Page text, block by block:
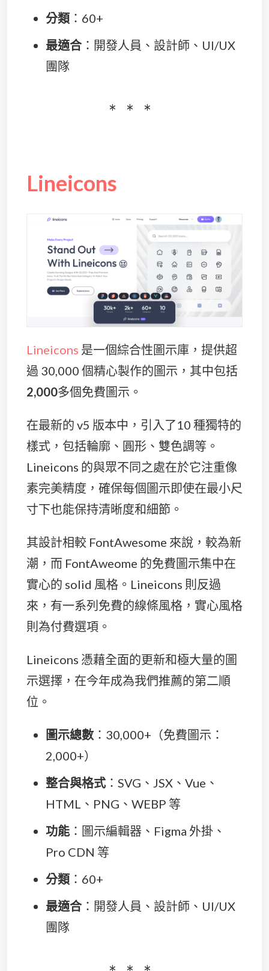
分類 ：60+
最適合 ：開發人員、設計師、UI/UX
團隊
Lineicons
Lineicons 是一個綜合性圖示庫，提供超
過 30,000 個精心製作的圖示，其中包括
2,000多個免費圖示。
在最新的 v5 版本中，引入了10 種獨特的
樣式，包括輪廓、圓形、雙色調等。
Lineicons 的與眾不同之處在於它注重像
素完美精度，確保每個圖示即使在最小尺
寸下也能保持清晰度和細節。
其設計相較 FontAwesome 來說，較為新
潮，而 FontAweome 的免費圖示集中在
實心的 solid 風格。Lineicons 則反過
來，有一系列免費的線條風格，實心風格
則為付費選項。
Lineicons 憑藉全面的更新和極大量的圖
示選擇，在今年成為我們推薦的第二順
位。
圖示總數 ：30,000+（免費圖示：
2,000+）
整合與格式 ：SVG、JSX、Vue、
HTML、PNG、WEBP 等
功能：圖示編輯器、Figma 外掛、
Pro CDN 等
分類 ：60+
最適合 ：開發人員、設計師、UI/UX
團隊